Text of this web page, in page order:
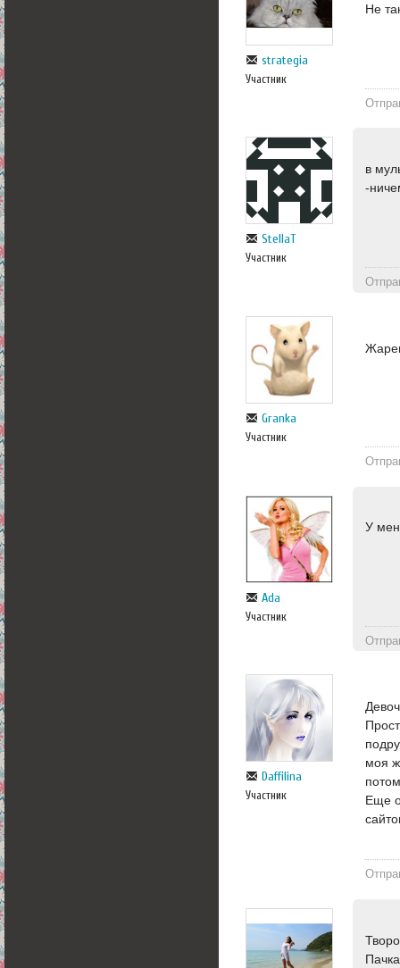
strategia
Участник
Не
StellaT
Участник
в
-
Granka
Участник
Ada
Участник
У
Daffilina
Участник
моя
Еще